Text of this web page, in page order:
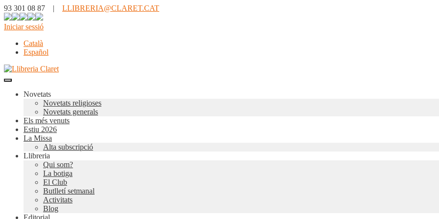
93 301 08 87 | LLIBRERIA@CLARET.CAT
Iniciar sessió
Català
Español
Novetats
Novetats religioses
Novetats generals
Els més venuts
Estiu 2026
La Missa
Alta subscripció
Llibreria
Qui som?
La botiga
El Club
Butlletí setmanal
Activitats
Blog
Editorial